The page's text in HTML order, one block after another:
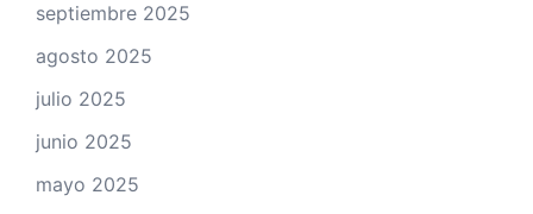
septiembre 2025
agosto 2025
julio 2025
junio 2025
mayo 2025